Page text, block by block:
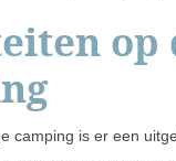
op
camping is er een